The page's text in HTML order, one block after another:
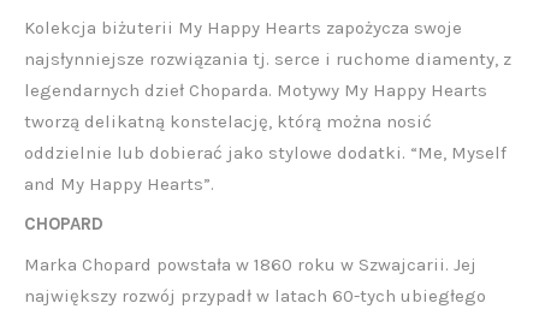
Kolekcja biżuterii My Happy Hearts zapożycza swoje
najsłynniejsze rozwiązania tj. serce i ruchome diamenty, z
legendarnych dzieł Choparda. Motywy My Happy Hearts
tworzą delikatną konstelację, którą można nosić
oddzielnie lub dobierać jako stylowe dodatki. “Me, Myself
and My Happy Hearts”.
CHOPARD
Marka Chopard powstała w 1860 roku w Szwajcarii. Jej
największy rozwój przypadł w latach 60-tych ubiegłego